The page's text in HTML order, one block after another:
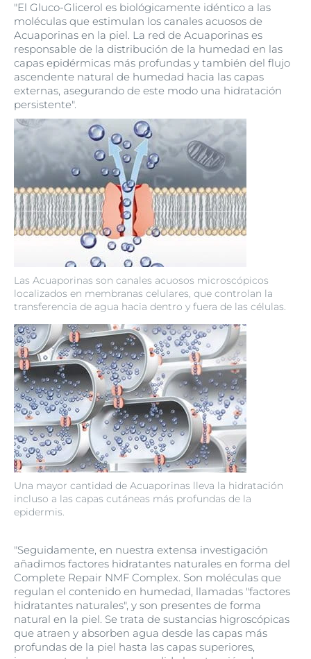
Las Acuaporinas son canales acuosos microscópicos
localizados en membranas celulares, que controlan la
transferencia de agua hacia dentro y fuera de las células.
Una mayor cantidad de Acuaporinas lleva la hidratación
incluso a las capas cutáneas más profundas de la
epidermis.
"El Gluco-Glicerol es biológicamente idéntico a las
moléculas que estimulan los canales acuosos de
Acuaporinas en la piel. La red de Acuaporinas es
responsable de la distribución de la humedad en las
capas epidérmicas más profundas y también del flujo
ascendente natural de humedad hacia las capas
externas, asegurando de este modo una hidratación
persistente".
"Seguidamente, en nuestra extensa investigación
añadimos factores hidratantes naturales en forma del
Complete Repair NMF Complex. Son moléculas que
regulan el contenido en humedad, llamadas "factores
hidratantes naturales", y son presentes de forma
natural en la piel. Se trata de sustancias higroscópicas
que atraen y absorben agua desde las capas más
profundas de la piel hasta las capas superiores,